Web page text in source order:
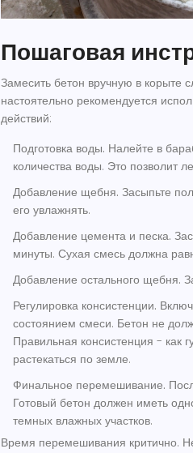
Пошаговая
Замесить бетон вручную в корыте
настоятельно рекомендуется
действий:
Подготовка воды. Налейте в
количества воды. Это позволит
Добавление щебня. Засыпьте
его увлажнять.
Добавление цемента и песка.
минуты. Сухая смесь должна
Добавление остального щебня.
Регулировка консистенции.
состоянием смеси. Бетон не
Правильная консистенция - как
растекаться по земле.
Финальное перемешивание.
Готовый бетон должен иметь
темных влажных участков.
Время перемешивания критично.